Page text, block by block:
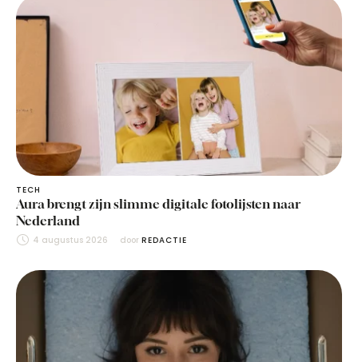
TECH
Aura brengt zijn slimme digitale fotolijsten naar
Nederland
4 augustus 2026 door REDACTIE